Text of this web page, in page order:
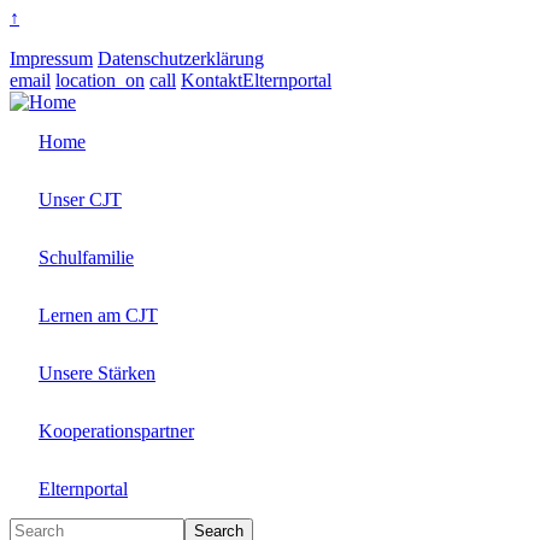
↑
Impressum Datenschutzerklärung
email location_on call KontaktElternportal
Home
Unser CJT
Schulfamilie
Lernen am CJT
Unsere Stärken
Kooperationspartner
Elternportal
Search
Search